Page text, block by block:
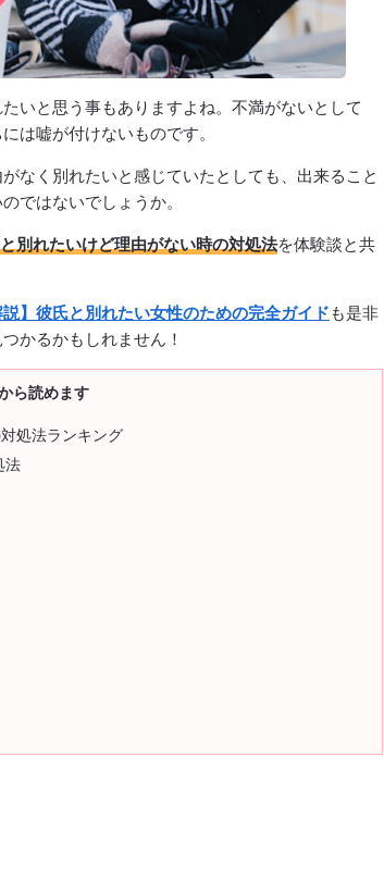
いと思う事もありますよね。不満がないとして
は嘘が付けないものです。
なく別れたいと感じていたとしても、出来ること
ではないでしょうか。
別れたいけど理由がない時の対処法を体験談と共
説】彼氏と別れたい女性のための完全ガイド も是非
かるかもしれません！
ら読めます
処法ランキング
法